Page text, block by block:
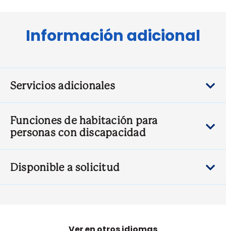
Información adicional
Servicios adicionales
Funciones de habitación para
personas con discapacidad
Disponible a solicitud